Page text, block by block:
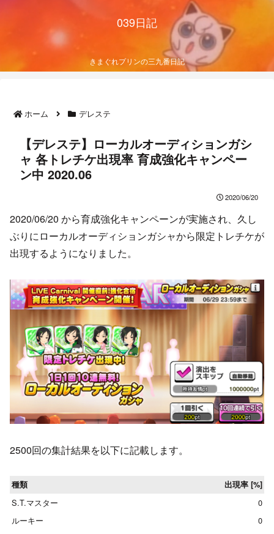
039日記
きまぐれプリンの三九番日記
ホーム デレステ
【デレステ】ローカルオーディションガシ
ャ 各トレチケ出現率 育成強化キャンペー
ン中 2020.06
2020/06/20
2020/06/20 から育成強化キャンペーンが実施され、久し
ぶりにローカルオーディションガシャから限定トレチケが
出現するようになりました。
2500回の集計結果を以下に記載します。
種類 出現率 [%]
S.T.マスター
0
ルーキー
0